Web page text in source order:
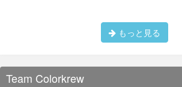
もっと見る
Team Colorkrew